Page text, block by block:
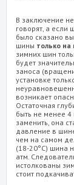
В заключение
говорят, а если
было сказано
шины только на
зимних шин
будет
заноса
установке
возникает
Остаточная
быть не менее
заменить, она
давление в
чем на самом
(18-20°С) шина
атм.
истолкованы
стоит